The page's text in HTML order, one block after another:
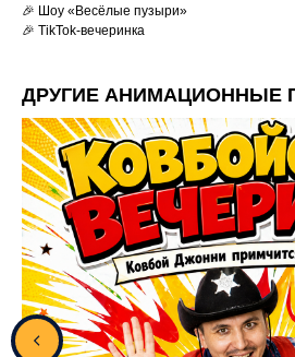
🎉 Шоу «Весёлые пузыри»
🎉 TikTok-вечеринка
ДРУГИЕ АНИМАЦИОННЫЕ